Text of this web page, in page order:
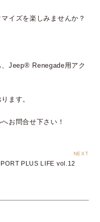
イズを楽しみませんか？
Jeep® Renegade用アク
ます。
お問合せ下さい！
PLUS LIFE vol.12